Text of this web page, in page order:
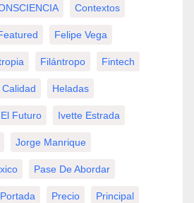
Contextos
Felipe Vega
Filántropo Fintech
Heladas
Futuro Ivette Estrada
Jorge Manrique
Pase De Abordar
Portada Precio Principal